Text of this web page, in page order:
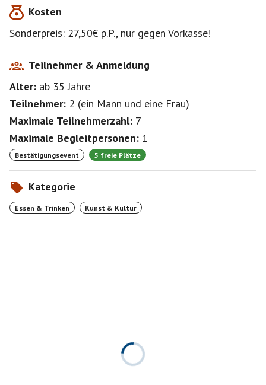
Nach Anmeldung/Bestätigung versende ich eine
Karten sind von Rücknahme und Umtausch
ausgeschlossen !
Ersatzperson zu finden.
Melde dich bitte ab !
Dann können auch andere Mitglieder den freien Platz
sehen.
Geld zahle ich nach Einzahlung von der Ersatzperson
per Überweisung an dich aus.
Kosten
Sonderpreis: 27,50€ p.P., nur gegen Vorkasse!
Teilnehmer & Anmeldung
Alter: ab 35Jahre
Teilnehmer: 2 (ein Mann und eine Frau)
Maximale Teilnehmerzahl: 7
Maximale Begleitpersonen: 1
Bestätigungsevent 5 freie Plätze
Kategorie
Essen & Trinken Kunst & Kultur